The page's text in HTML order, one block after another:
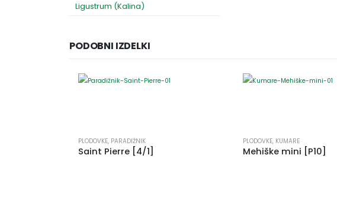
Ligustrum (Kalina)
PODOBNI IZDELKI
PLODOVKE, PARADIŽNIK
Saint Pierre [4/1]
PLODOVKE, KUMARE
Mehiške mini [P10]